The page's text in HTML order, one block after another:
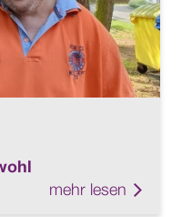
vorhanden
mehr lesen